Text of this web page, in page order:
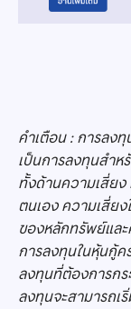
คำเตือน : การลง
เป็นการลงทุนสำห
ทั้งด้านความเสี่ยง
ตนเอง ความเสี่ย
ของหลักทรัพย์แล
การลงทุนในหุ้นกู้
ลงทุนที่ต้องการก
ลงทุนจะสามารถเ